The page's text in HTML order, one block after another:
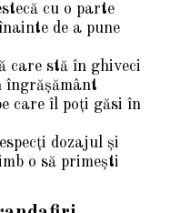
cu o parte
de a pune
care stă în ghiveci
îngrășământ
care îl poți găsi în
dozajul și
o să primești